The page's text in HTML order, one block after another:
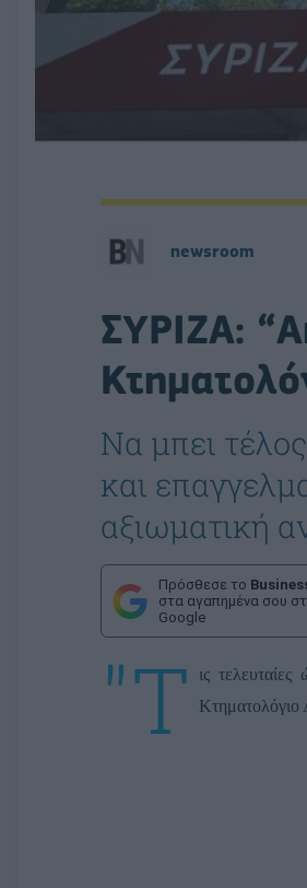
newsroom
ΣΥΡΙΖΑ:
Να μπει
και
αξιωματική
Πρόσθεσε το
στα αγαπημένα σου
Google
"Τ
ις
Κτηματολόγιο